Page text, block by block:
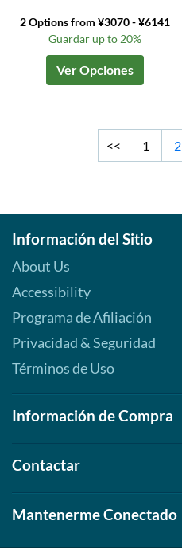
2 Options from ¥3070 - ¥6141
Guardar up to 20%
Ver Opciones
<< 1 2
Información del Sitio
About Us
Accessibility
Programa de Afiliación
Privacidad & Seguridad
Términos de Uso
Información de Compra
Contactar
Mantenerme Conectado